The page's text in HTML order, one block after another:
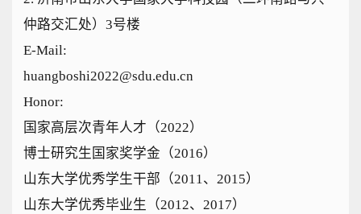
仲路交汇处）3号楼
E-Mail:
huangboshi2022@sdu.edu.cn
Honor:
国家高层次青年人才（2022）
博士研究生国家奖学金（2016）
山东大学优秀学生干部（2011、2015）
山东大学优秀毕业生（2012、2017）